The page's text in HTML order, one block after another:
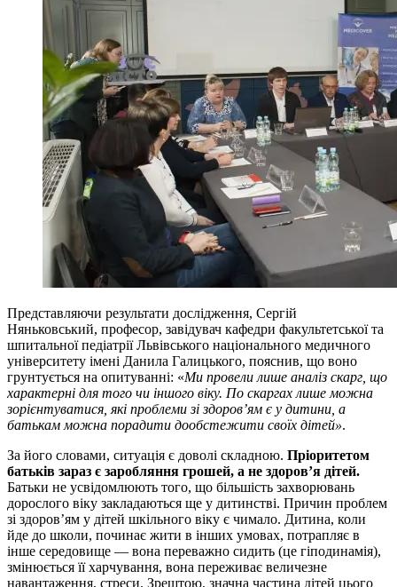
Представляючи результати дослідження, Сергій
Няньковський, професор, завідувач кафедри факультетської та
шпитальної педіатрії Львівського національного медичного
університету імені Данила Галицького, пояснив, що воно
грунтується на опитуванні: «Ми провели лише аналіз скарг, що
характерні для того чи іншого віку. По скаргах лише можна
зорієнтуватися, які проблеми зі здоров’ям є у дитини, а
батькам можна порадити дообстежити своїх дітей».
За його словами, ситуація є доволі складною. Пріоритетом
батьків зараз є заробляння грошей, а не здоров’я дітей.
Батьки не усвідомлюють того, що більшість захворювань
дорослого віку закладаються ще у дитинстві. Причин проблем
зі здоров’ям у дітей шкільного віку є чимало. Дитина, коли
йде до школи, починає жити в інших умовах, потрапляє в
інше середовище — вона переважно сидить (це гіподинамія),
змінюється її харчування, вона переживає величезне
навантаження, стреси. Зрештою, значна частина дітей цього